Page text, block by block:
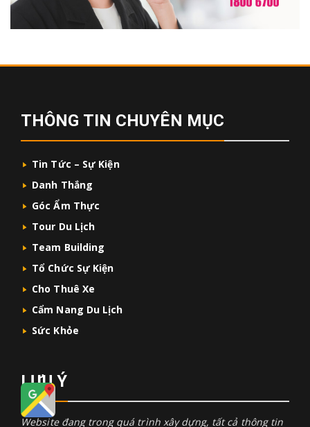
THÔNG TIN CHUYÊN MỤC
Tin Tức – Sự Kiện
Danh Thắng
Góc Ẩm Thực
Tour Du Lịch
Team Building
Tổ Chức Sự Kiện
Cho Thuê Xe
Cẩm Nang Du Lịch
Sức Khỏe
LƯU Ý
Website đang trong quá trình xây dựng, tất cả thông tin